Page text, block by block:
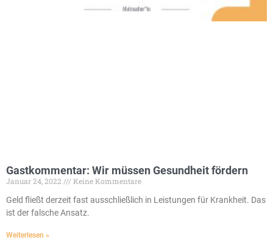
Gastkommentar: Wir müssen Gesundheit fördern
Januar 24, 2022
Keine Kommentare
Geld fließt derzeit fast ausschließlich in Leistungen für Krankheit. Das
ist der falsche Ansatz.
Weiterlesen »